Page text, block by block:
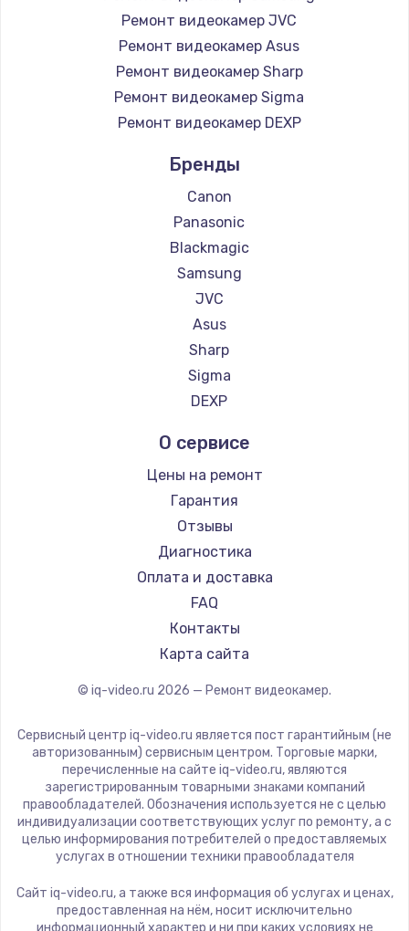
800 руб.
Заказать
Замена картридера
890 руб.
Заказать
1100 руб.
Заказать
3900 руб.
Заказать
1030 руб.
Заказать
Замена вебкамеры
1260 руб.
Заказать
Установка драйверов
725 руб.
Заказать
Замена жесткого диска
750 руб.
Заказать
Ремонт цепей питания
Заказать
Ремонт видеокамер JVC
Ремонт видеокамер Asus
Ремонт видеокамер Sharp
Ремонт видеокамер Sigma
Ремонт видеокамер DEXP
Бренды
Canon
Panasonic
Blackmagic
Samsung
JVC
Asus
Sharp
Sigma
DEXP
О сервисе
Цены на ремонт
Гарантия
Отзывы
Диагностика
Оплата и доставка
FAQ
Контакты
Карта сайта
© iq-video.ru 2026 — Ремонт видеокамер.
Сервисный центр iq-video.ru является пост гарантийным (не
авторизованным) сервисным центром. Торговые марки,
перечисленные на сайте iq-video.ru, являются
зарегистрированным товарными знаками компаний
правообладателей. Обозначения используется не с целью
индивидуализации соответствующих услуг по ремонту, а с
целью информирования потребителей о предоставляемых
услугах в отношении техники правообладателя
Сайт iq-video.ru, а также вся информация об услугах и ценах,
предоставленная на нём, носит исключительно
информационный характер и ни при каких условиях не